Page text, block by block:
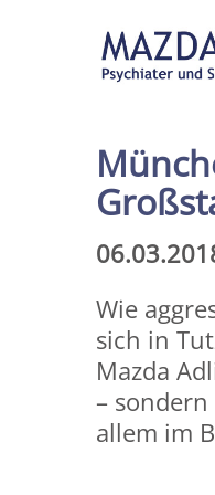
Wie
sich in
Mazda
–
allem im